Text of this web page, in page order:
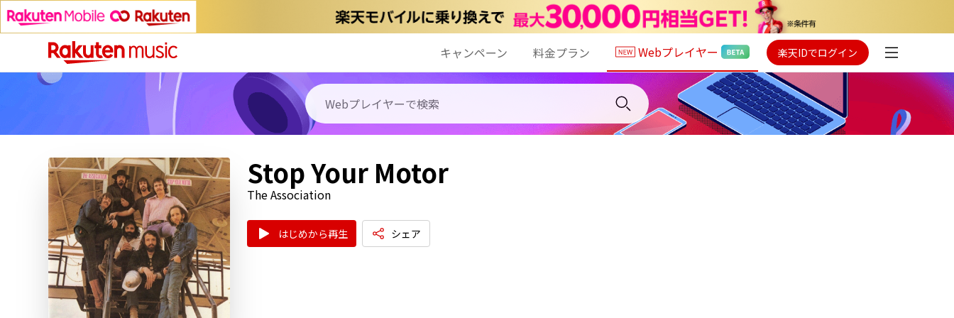
キャンペーン 料金プラン Webプレイヤー 楽天IDでログイン
Stop Your Motor
The Association
はじめから再生 シェア